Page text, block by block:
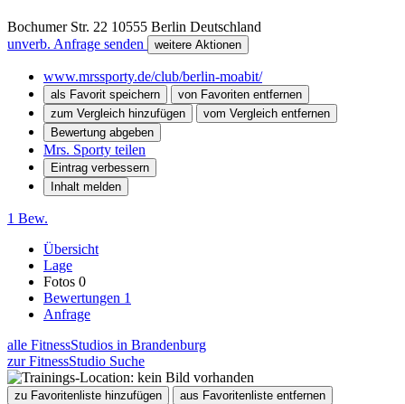
Bochumer Str. 22 10555 Berlin Deutschland
unverb. Anfrage senden
weitere Aktionen
www.mrssporty.de/club/berlin-moabit/
als Favorit speichern
von Favoriten entfernen
zum Vergleich hinzufügen
vom Vergleich entfernen
Bewertung abgeben
Mrs. Sporty teilen
Eintrag verbessern
Inhalt melden
1 Bew.
Übersicht
Lage
Fotos 0
Bewertungen 1
Anfrage
alle FitnessStudios in Brandenburg
zur FitnessStudio Suche
zu Favoritenliste hinzufügen aus Favoritenliste entfernen